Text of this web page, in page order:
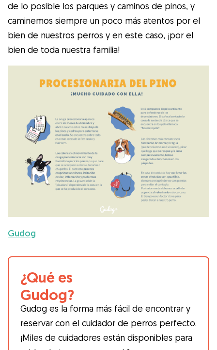
de lo posible los parques y caminos de pinos, y
caminemos siempre un poco más atentos por el
bien de nuestros perros y en este caso, ¡por el
bien de toda nuestra familia!
Gudog
¿Qué es
Gudog?
Gudog es la forma más fácil de encontrar y
reservar con el cuidador de perros perfecto.
¡Miles de cuidadores están disponibles para